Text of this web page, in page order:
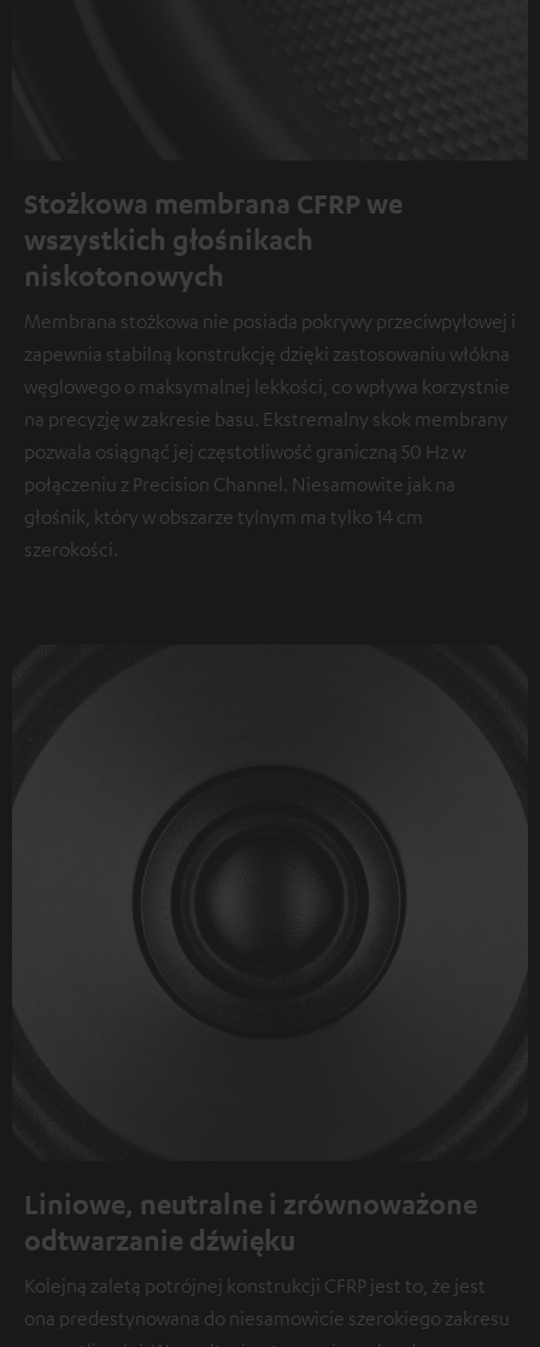
Stożkowa membrana CFRP we
wszystkich głośnikach
niskotonowych
Membrana stożkowa nie posiada pokrywy przeciwpyłowej i
zapewnia stabilną konstrukcję dzięki zastosowaniu włókna
węglowego o maksymalnej lekkości, co wpływa korzystnie
na precyzję w zakresie basu. Ekstremalny skok membrany
pozwala osiągnąć jej częstotliwość graniczną 50 Hz w
połączeniu z Precision Channel. Niesamowite jak na
głośnik, który w obszarze tylnym ma tylko 14 cm
szerokości.
Liniowe, neutralne i zrównoważone
odtwarzanie dźwięku
Kolejną zaletą potrójnej konstrukcji CFRP jest to, że jest
ona predestynowana do niesamowicie szerokiego zakresu